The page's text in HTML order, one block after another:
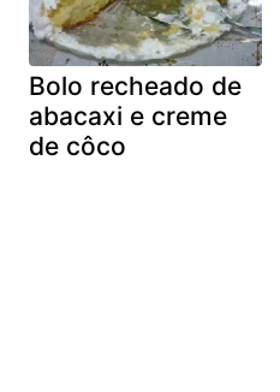
Bolo recheado de
abacaxi e creme
de côco